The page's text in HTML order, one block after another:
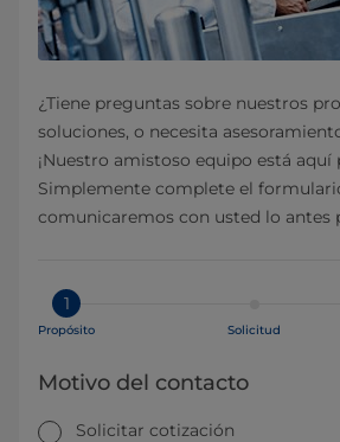
¿Tiene preguntas sobre nuestros
soluciones, o necesita
¡Nuestro amistoso equipo está aquí
Simplemente complete el
comunicaremos con usted lo antes
1
Propósito Solicitud
Motivo del contacto
Solicitar cotización